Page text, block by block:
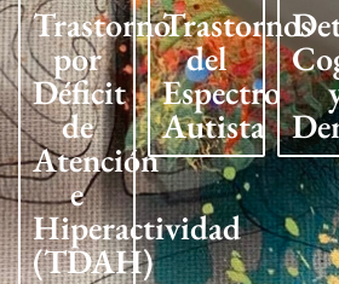
Trastorno
por
Déficit
de
Atención
e
Hiperactividad
(TDAH)
Trastornos
del
Espectro
Autista